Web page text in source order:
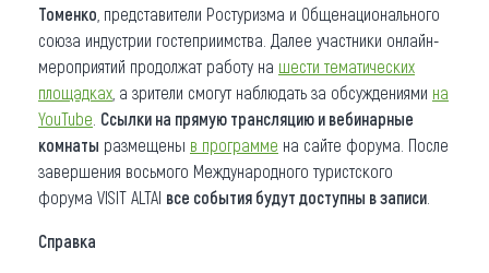
Томенко , представители Ростуризма и Общенационального
союза индустрии гостеприимства. Далее участники онлайн-
мероприятий продолжат работу на шести тематических
площадках , а зрители смогут наблюдать за обсуждениями на
YouTube Ссылки на прямую трансляцию и вебинарные
комнаты размещены в программе на сайте форума. После
завершения восьмого Международного туристского
форума VISIT ALTAI все события будут доступны в записи
Справка